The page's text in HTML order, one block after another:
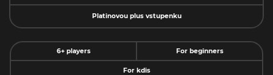
Platinovou plus vstupenku
6+ players For beginners
For kdis